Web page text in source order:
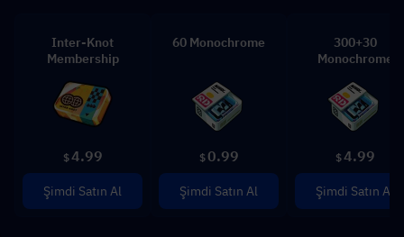
Inter-Knot
Membership
$4.99
Şimdi Satın Al
60 Monochrome
$ 0.99
Şimdi Satın Al
300+30
Monochrome
$4.99
Şimdi Satın Al